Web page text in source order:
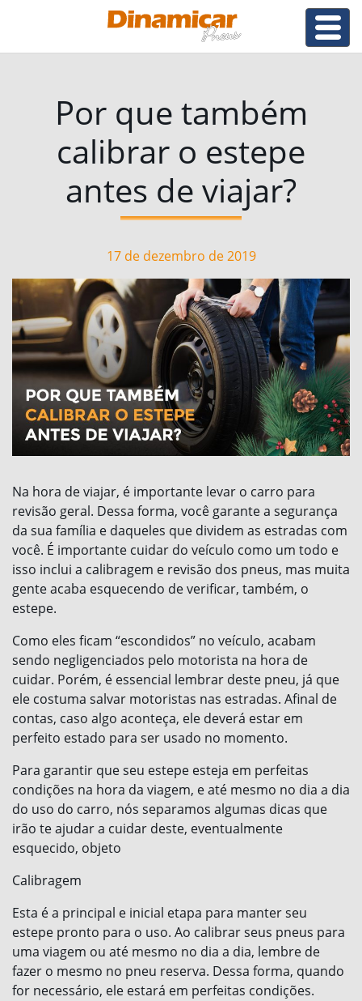
Por que também
calibrar o estepe
antes de viajar?
17 de dezembro de 2019
Na hora de viajar, é importante levar o carro para
revisão geral. Dessa forma, você garante a segurança
da sua família e daqueles que dividem as estradas com
você. É importante cuidar do veículo como um todo e
isso inclui a calibragem e revisão dos pneus, mas muita
gente acaba esquecendo de verificar, também, o
estepe.
Como eles ficam “escondidos” no veículo, acabam
sendo negligenciados pelo motorista na hora de
cuidar. Porém, é essencial lembrar deste pneu, já que
ele costuma salvar motoristas nas estradas. Afinal de
contas, caso algo aconteça, ele deverá estar em
perfeito estado para ser usado no momento.
Para garantir que seu estepe esteja em perfeitas
condições na hora da viagem, e até mesmo no dia a dia
do uso do carro, nós separamos algumas dicas que
irão te ajudar a cuidar deste, eventualmente
esquecido, objeto
Calibragem
Esta é a principal e inicial etapa para manter seu
estepe pronto para o uso. Ao calibrar seus pneus para
uma viagem ou até mesmo no dia a dia, lembre de
fazer o mesmo no pneu reserva. Dessa forma, quando
for necessário, ele estará em perfeitas condições.